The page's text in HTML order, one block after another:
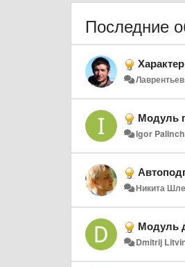
Последние
Модуль
Igor
Никита
Модуль
Dmitrij